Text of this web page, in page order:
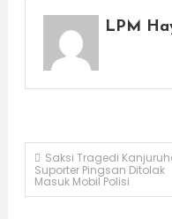
LPM
Post
navigation
Saksi Tragedi
Suporter Pingsan Ditolak
Masuk Mobil Polisi